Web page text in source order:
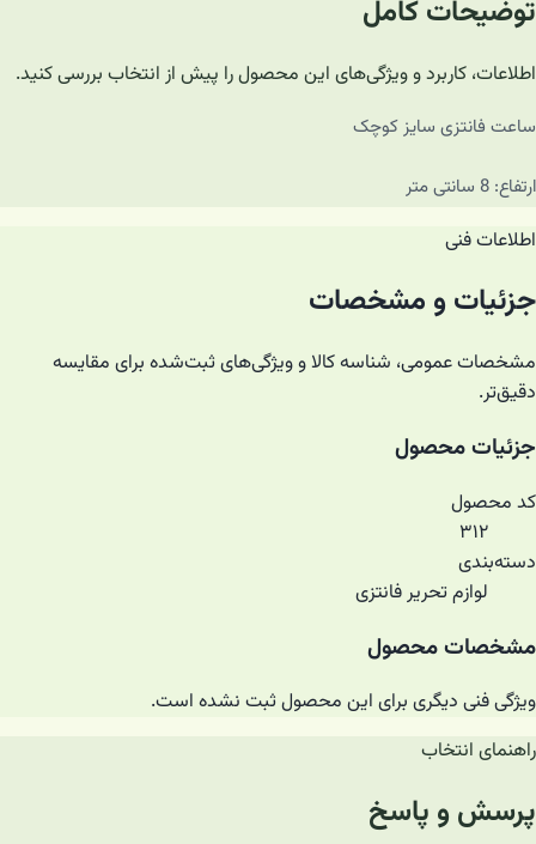
توضیحات کامل
اطلاعات، کاربرد و ویژگی‌های این محصول را پیش از انتخاب بررسی کنید.
ساعت فانتزی سایز کوچک
ارتفاع: 8 سانتی متر
اطلاعات فنی
جزئیات و مشخصات
مشخصات عمومی، شناسه کالا و ویژگی‌های ثبت‌شده برای مقایسه
دقیق‌تر.
جزئیات محصول
کد محصول
۳۱۲
دسته‌بندی
لوازم تحریر فانتزی
مشخصات محصول
ویژگی فنی دیگری برای این محصول ثبت نشده است.
راهنمای انتخاب
پرسش و پاسخ